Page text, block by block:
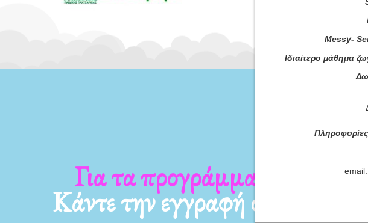
νέα μας Για τα προγράμματά μας
Κάντε την εγγραφή σας τώρα!
Messy-
Ιδιαίτερο μάθημα
email: